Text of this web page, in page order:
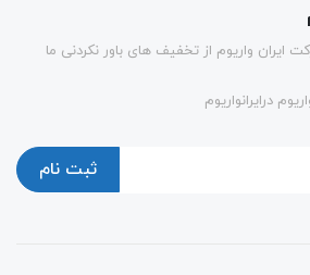
ایران واریوم از تخفیف های باور نکردنی ما
درایرانواریوم
ثبت نام